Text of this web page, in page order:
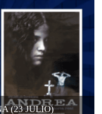
(23 JULIO)